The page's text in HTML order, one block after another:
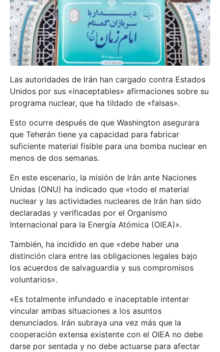
Las autoridades de Irán han cargado contra Estados
Unidos por sus «inaceptables» afirmaciones sobre su
programa nuclear, que ha tildado de «falsas».
Esto ocurre después de que Washington asegurara
que Teherán tiene ya capacidad para fabricar
suficiente material fisible para una bomba nuclear en
menos de dos semanas.
En este escenario, la misión de Irán ante Naciones
Unidas (ONU) ha indicado que «todo el material
nuclear y las actividades nucleares de Irán han sido
declaradas y verificadas por el Organismo
Internacional para la Energía Atómica (OIEA)».
También, ha incidido en que «debe haber una
distinción clara entre las obligaciones legales bajo
los acuerdos de salvaguardia y sus compromisos
voluntarios».
«Es totalmente infundado e inaceptable intentar
vincular ambas situaciones a los asuntos
denunciados. Irán subraya una vez más que la
cooperación extensa existente con el OIEA no debe
darse por sentada y no debe actuarse para afectar